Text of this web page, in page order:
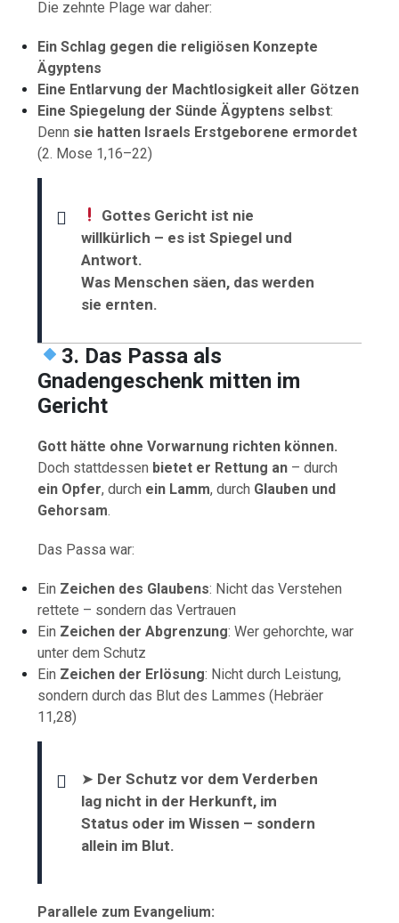
Die zehnte Plage war daher:
Ein Schlag gegen die religiösen Konzepte
Ägyptens
Eine Entlarvung der Machtlosigkeit aller Götzen
Eine Spiegelung der Sünde Ägyptens selbst:
Denn sie hatten Israels Erstgeborene ermordet
(2. Mose 1,16–22)
Gottes Gericht ist nie
willkürlich – es ist Spiegel und
Antwort.
Was Menschen säen, das werden
sie ernten.
3. Das Passa als
Gnadengeschenk mitten im
Gericht
Gott hätte ohne Vorwarnung richten können.
Doch stattdessen bietet er Rettung an – durch
ein Opfer, durch ein Lamm, durch Glauben und
Gehorsam.
Das Passa war:
Ein Zeichen des Glaubens: Nicht das Verstehen
rettete – sondern das Vertrauen
Ein Zeichen der Abgrenzung: Wer gehorchte, war
unter dem Schutz
Ein Zeichen der Erlösung: Nicht durch Leistung,
sondern durch das Blut des Lammes (Hebräer
11,28)
➤ Der Schutz vor dem Verderben
lag nicht in der Herkunft, im
Status oder im Wissen – sondern
allein im Blut.
Parallele zum Evangelium: